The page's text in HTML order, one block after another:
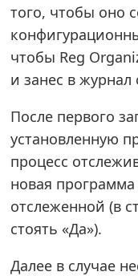
того, чтобы оно
чтобы Reg
и занес в
После первого
установленную
процесс
новая программа
отслеженной (в
стоять «Да»).
Далее в случае